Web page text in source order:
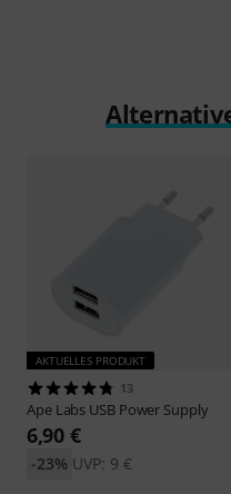
AKTUELLES PRODUKT
13
Ape Labs USB Power Supply
6,90 €
UVP: 9 €
-23%